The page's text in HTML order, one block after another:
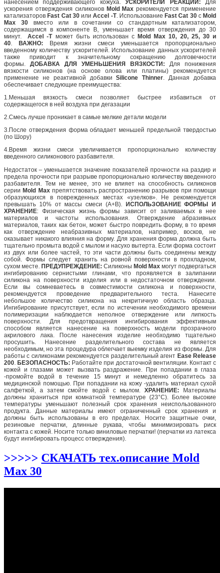
нанесением поддерживающего кожуха.УСКОРИТЕЛИ РЕАКЦИИ: Для
ускорения отверждения силиконов Mold Max рекомендуется применение
катализаторовFast Cat 30илиAccel -T. Использование Fast Cat 30с Mold
Max 30вместо или в сочетании со стандартным катализатором,
содержащимся в компоненте В, уменьшает время отверждения до 30
минут.
Accel -Tможет быть использован сMold Max 10, 20, 25, 30 и
40
ВАЖНО: Время жизни смеси уменьшается пропорционально
введенному количеству ускорителей. Использование данных ускорителей
также приводит к значительному сокращению долговечности
формы. ДОБАВКА ДЛЯ УМЕНЬШЕНИЯ ВЯЗКОСТИ: Для понижения
вязкости силиконов (на основе олова или платины) рекомендуется
применение не реактивной добавкиSilicone Thinner . Данная добавка
обеспечивает следующие преимущества:
1.Меньшая вязкость смеси позволяет быстрее избавиться от
содержащегося в ней воздуха при дегазации
2.Смесь лучше проникает в самые мелкие детали модели
3.После отверждения форма обладает меньшей предельной твердостью
(по Шору)
4.Время жизни смеси увеличивается пропорционально количеству
введенного силиконового разбавителя.
Недостаток – уменьшается значение показателей прочности на раздир и
предела прочности при разрыве пропорционально количеству введенного
разбавителя. Тем не менее, это не влияет на способность силиконов
серииMold Maxпрепятствовать распространению разрывов при помощи
образующихся в поврежденных местах «узелков». Не рекомендуется
превышать 10% от массы смеси (А+В). ИСПОЛЬЗОВАНИЕ ФОРМЫ И
ХРАНЕНИЕ: Физическая жизнь формы зависит от заливаемых в нее
материалов и частоты использования. Отверждение абразивных
материалов, таких как бетон, может быстро повредить форму, в то время
как отверждение неабразивных материалов, например, восков, не
оказывает никакого влияния на форму. Для хранения форма должна быть
тщательно промыта водой с мылом и насухо вытерта. Если форма состоит
из двух или более частей, то эти части должны быть соединены между
собой. Формы следует хранить на ровной поверхности в прохладном,
сухом месте. ПРЕДУПРЕЖДЕНИЕ: Силиконы Mold Max могут подвергаться
ингибированию сернистыми глинами, что проявляется в залипании
силикона на поверхности изделия или в недостаточном отверждении.
Если вы сомневаетесь в совместимости силикона и поверхности,
рекомендуется проведение предварительного теста. Нанесите
небольшое количество силикона на некритичную область образца.
Ингибирование присутствует, если по истечении необходимого времени
полимеризации наблюдается неполное отверждение или липкость
поверхности. Для предотвращения ингибирования эффективным
способом является нанесение на поверхность модели прозрачного
акрилового лака. После нанесения изделие необходимо тщательно
просушить. Нанесение разделительного состава не является
необходимым, но эта процедура облегчает выемку изделия из формы. Для
работы с силиконами рекомендуется разделительный агент Ease Release
200 .БЕЗОПАСНОСТЬ: Работайте при достаточной вентиляции. Контакт с
кожей и глазами может вызвать раздражение. При попадании в глаза
-промойте водой в течение 15 минут и немедленно обратитесь за
медицинской помощью. При попадании на кожу -удалить материал сухой
салфеткой, а затем смойте водой с мылом. ХРАНЕНИЕ: Материалы
должны храниться при комнатной температуре (23°C). Более высокие
температуры уменьшают полезный срок хранения неиспользованного
продукта. Данные материалы имеют ограниченный срок хранения и
должны быть использованы в его пределах. Носите защитные очки,
резиновые перчатки, длинные рукава, чтобы минимизировать риск
контакта с кожей. Носите только виниловые перчатки! (перчатки из латекса
будут ингибировать процесс отверждения).
>>>>> СКАЧАТЬ тех.описание Mold
Max 30